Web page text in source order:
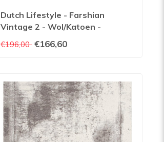
Dutch Lifestyle - Farshian
Vintage 2 - Wol/Katoen -
€196,00 €166,60